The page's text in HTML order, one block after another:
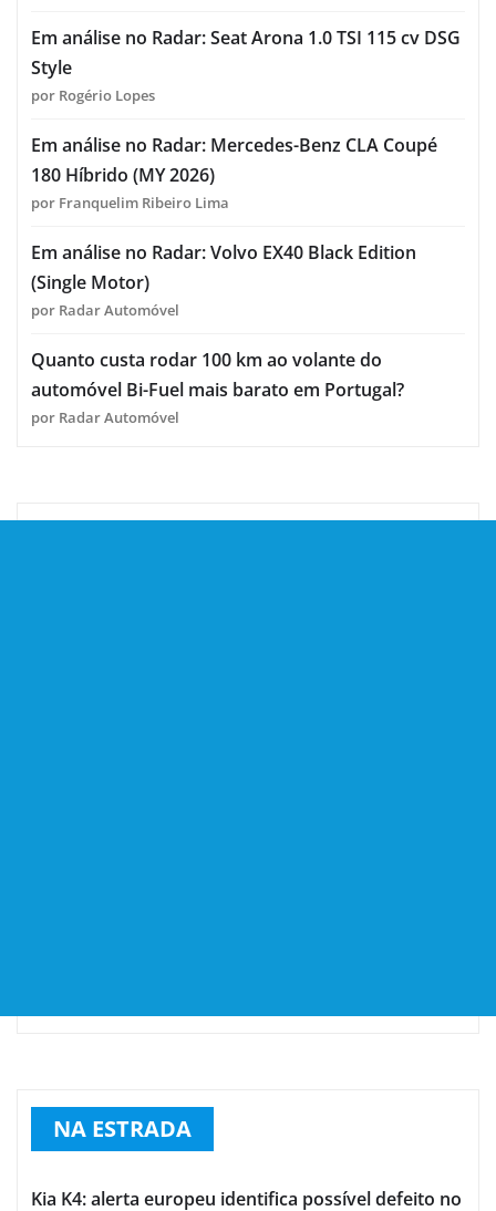
Em análise no Radar: Seat Arona 1.0 TSI 115 cv DSG
Style
por Rogério Lopes
Em análise no Radar: Mercedes-Benz CLA Coupé
180 Híbrido (MY 2026)
por Franquelim Ribeiro Lima
Em análise no Radar: Volvo EX40 Black Edition
(Single Motor)
por Radar Automóvel
Quanto custa rodar 100 km ao volante do
automóvel Bi-Fuel mais barato em Portugal?
por Radar Automóvel
NA ESTRADA
Kia K4: alerta europeu identifica possível defeito no